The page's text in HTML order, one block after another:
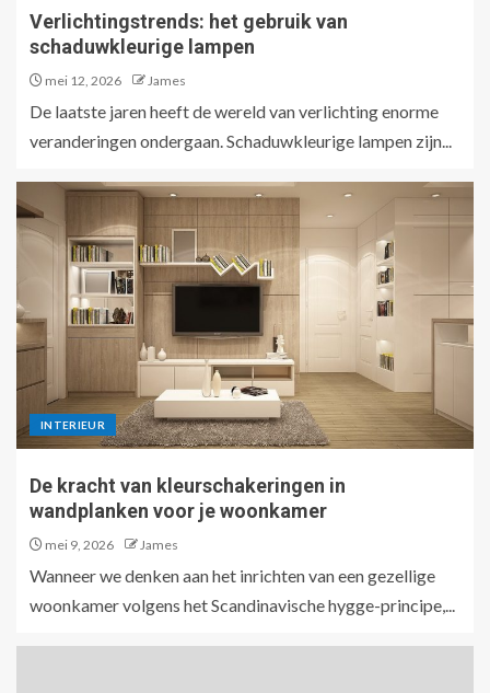
Verlichtingstrends: het gebruik van
schaduwkleurige lampen
mei 12, 2026 James
De laatste jaren heeft de wereld van verlichting enorme
veranderingen ondergaan. Schaduwkleurige lampen zijn...
INTERIEUR
De kracht van kleurschakeringen in
wandplanken voor je woonkamer
mei 9, 2026 James
Wanneer we denken aan het inrichten van een gezellige
woonkamer volgens het Scandinavische hygge-principe,...